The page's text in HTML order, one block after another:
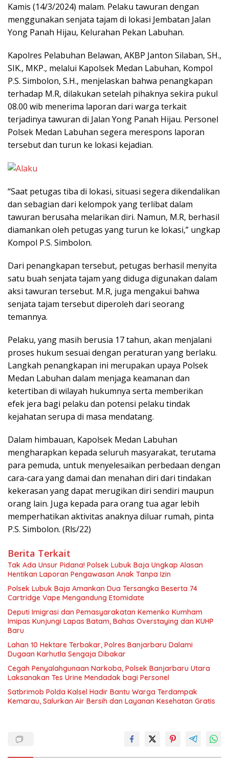
Kamis (14/3/2024) malam. Pelaku tawuran dengan
menggunakan senjata tajam di lokasi Jembatan Jalan
Yong Panah Hijau, Kelurahan Pekan Labuhan.
Kapolres Pelabuhan Belawan, AKBP Janton Silaban, SH.,
SIK., MKP., melalui Kapolsek Medan Labuhan, Kompol
P.S. Simbolon, S.H., menjelaskan bahwa penangkapan
terhadap M.R, dilakukan setelah pihaknya sekira pukul
08.00 wib menerima laporan dari warga terkait
terjadinya tawuran di Jalan Yong Panah Hijau. Personel
Polsek Medan Labuhan segera merespons laporan
tersebut dan turun ke lokasi kejadian.
“Saat petugas tiba di lokasi, situasi segera dikendalikan
dan sebagian dari kelompok yang terlibat dalam
tawuran berusaha melarikan diri. Namun, M.R, berhasil
diamankan oleh petugas yang turun ke lokasi,” ungkap
Kompol P.S. Simbolon.
Dari penangkapan tersebut, petugas berhasil menyita
satu buah senjata tajam yang diduga digunakan dalam
aksi tawuran tersebut. M.R, juga mengakui bahwa
senjata tajam tersebut diperoleh dari seorang
temannya.
Pelaku, yang masih berusia 17 tahun, akan menjalani
proses hukum sesuai dengan peraturan yang berlaku.
Langkah penangkapan ini merupakan upaya Polsek
Medan Labuhan dalam menjaga keamanan dan
ketertiban di wilayah hukumnya serta memberikan
efek jera bagi pelaku dan potensi pelaku tindak
kejahatan serupa di masa mendatang.
Dalam himbauan, Kapolsek Medan Labuhan
mengharapkan kepada seluruh masyarakat, terutama
para pemuda, untuk menyelesaikan perbedaan dengan
cara-cara yang damai dan menahan diri dari tindakan
kekerasan yang dapat merugikan diri sendiri maupun
orang lain. Juga kepada para orang tua agar lebih
memperhatikan aktivitas anaknya diluar rumah, pinta
P.S. Simbolon. (Rls/22)
Berita Terkait
Tak Ada Unsur Pidana! Polsek Lubuk Baja Ungkap Alasan
Hentikan Laporan Pengawasan Anak Tanpa Izin
Polsek Lubuk Baja Amankan Dua Tersangka Beserta 74
Cartridge Vape Mengandung Etomidate
Deputi Imigrasi dan Pemasyarakatan Kemenko Kumham
Imipas Kunjungi Lapas Batam, Bahas Overstaying dan KUHP
Baru
Lahan 10 Hektare Terbakar, Polres Banjarbaru Dalami
Dugaan Karhutla Sengaja Dibakar
Cegah Penyalahgunaan Narkoba, Polsek Banjarbaru Utara
Laksanakan Tes Urine Mendadak bagi Personel
Satbrimob Polda Kalsel Hadir Bantu Warga Terdampak
Kemarau, Salurkan Air Bersih dan Layanan Kesehatan Gratis